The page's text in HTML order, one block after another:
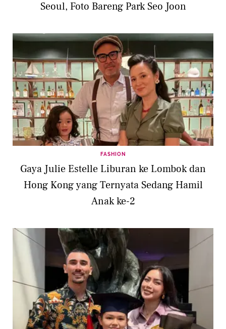
Seoul, Foto Bareng Park Seo Joon
FASHION
Gaya Julie Estelle Liburan ke Lombok dan
Hong Kong yang Ternyata Sedang Hamil
Anak ke-2